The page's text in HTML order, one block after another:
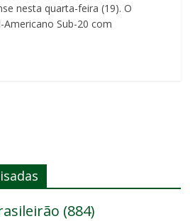
nesta quarta-feira (19). O
Sub-20 com
(884)